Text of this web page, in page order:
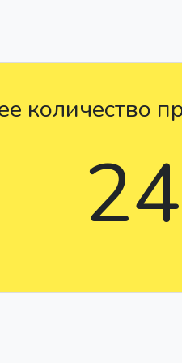
количество